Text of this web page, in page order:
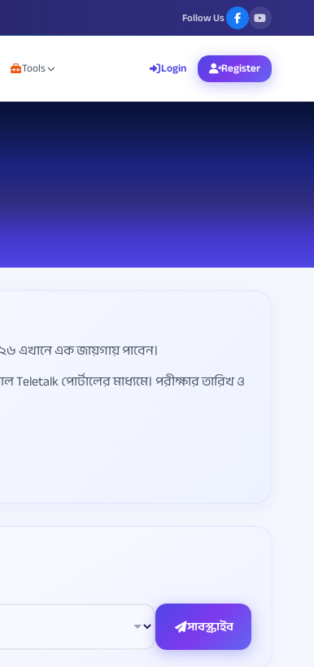
Follow Us
Tools Login Register
এখানে এক জায়গায় পাবেন।
পোর্টালের মাধ্যমে। পরীক্ষার তারিখ ও
সাবস্ক্রাইব